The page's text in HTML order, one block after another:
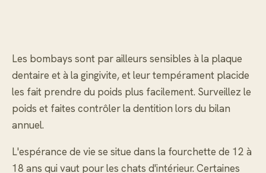
Les bombays sont par ailleurs sensibles à la plaque
dentaire et à la gingivite, et leur tempérament placide
les fait prendre du poids plus facilement. Surveillez le
poids et faites contrôler la dentition lors du bilan
annuel.
L'espérance de vie se situe dans la fourchette de 12 à
18 ans qui vaut pour les chats d'intérieur. Certaines